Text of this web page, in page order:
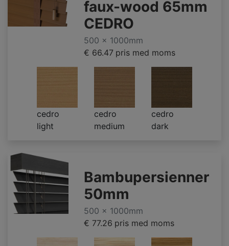
faux-wood 65mm
CEDRO
500 x 1000mm
€ 66.47 pris med moms
cedro
light
cedro
medium
cedro
dark
Bambupersienner
50mm
500 x 1000mm
€ 77.26 pris med moms